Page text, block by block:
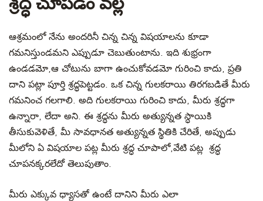
శ్రద్ధ చూపడం వల్ల
ఆశ్రమంలో నేను అందరినీ చిన్న చిన్న విషయాలను కూడా
గమనిస్తుండమని ఎప్పుడూ చెబుతుంటాను. ఇది శుభ్రంగా
ఉండడమో,ఆ చోటును బాగా ఉంచుకోవడమో గురించి కాదు, ప్రతి
దాని పట్లా పూర్తి శ్రద్ధపెట్టడం. ఒక చిన్న గులకరాయి తిరగబడితే మీరు
గమనించ గలగాలి. అది గులకరాయి గురించి కాదు, మీరు శ్రద్ధగా
ఉన్నారా, లేదా అని. ఈ శ్రద్ధను మీరు అత్యున్నత స్ధాయికి
తీసుకువెళితే, మీ సావధానత అత్యున్నత స్థితికి చేరితే, అప్పుడు
మీలోని ఏ విషయాల పట్ల మీరు శ్రద్ధ చూపాలో,వేటి పట్ల శ్రద్ధ
చూపనక్కరలేదో తెలుపుతాం.
మీరు ఎక్కువ ధ్యాసతో ఉంటే దానిని మీరు ఎలా